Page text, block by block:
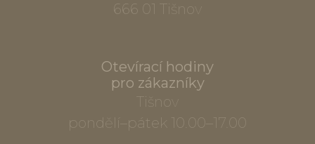
666 01 Tišnov
Otevírací hodiny
pro zákazníky
Tišnov
pondělí–pátek 10.00–17.00